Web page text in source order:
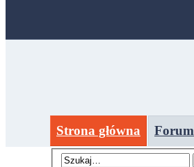
Strona główna Forum